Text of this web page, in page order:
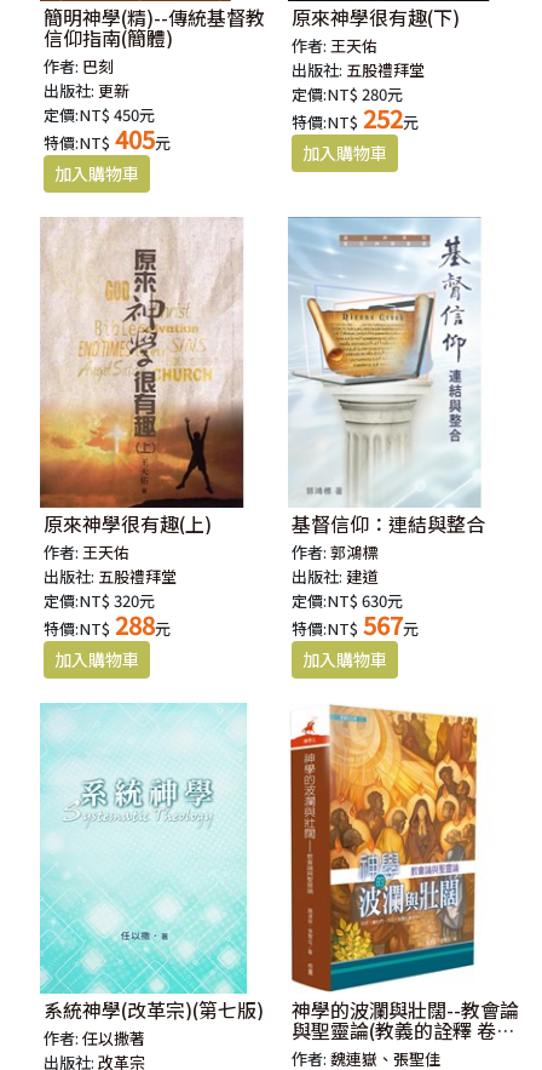
簡明神學(精)--傳統基督教
信仰指南(簡體)
作者: 巴刻
出版社:更新
定價:NT$ 450元
特價:NT$ 405元
原來神學很有趣(下)
作者:王天佑
出版社: 五股禮拜堂
定價:NT$ 280元
特價:NT$ 252元
原來神學很有趣(上)
作者:王天佑
出版社: 五股禮拜堂
定價:NT$ 320元
特價:NT$ 288元
基督信仰：連結與整合
作者:郭鴻標
出版社: 建道
定價:NT$ 630元
特價:NT$ 567元
系統神學(改革宗)(第七版)
作者:任以撒著
出版社:改革宗
神學的波瀾與壯闊--教會論
與聖靈論(教義的詮釋 卷
三)
作者:魏連嶽、張聖佳